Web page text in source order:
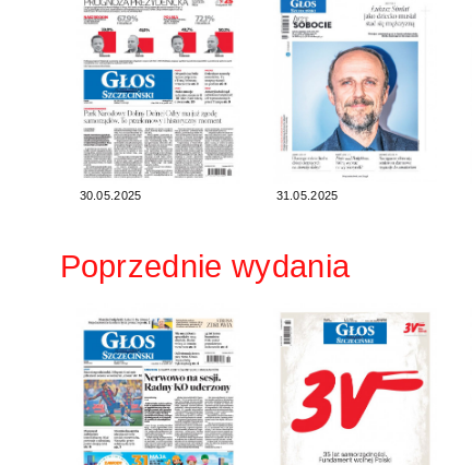
30.05.2025 31.05.2025
Poprzednie wydania